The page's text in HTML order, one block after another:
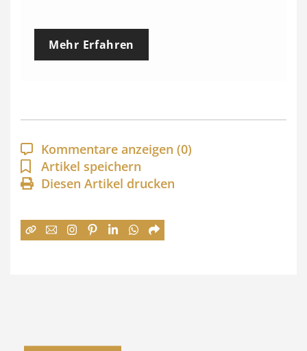
e
p
a
n
n
:
Mehr Erfahren
Kommentare anzeigen (0)
Artikel speichern
Diesen Artikel drucken